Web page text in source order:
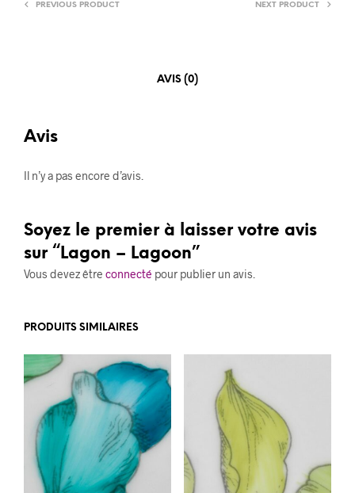
PREVIOUS PRODUCT NEXT PRODUCT
AVIS (0)
Avis
Il n’y a pas encore d’avis.
Soyez le premier à laisser votre avis
sur “Lagon – Lagoon”
Vous devez être connecté pour publier un avis.
PRODUITS SIMILAIRES